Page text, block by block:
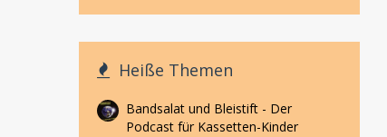
Heiße Themen
Bandsalat und Bleistift - Der
Podcast für Kassetten-Kinder